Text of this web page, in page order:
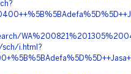
sch/i.html?